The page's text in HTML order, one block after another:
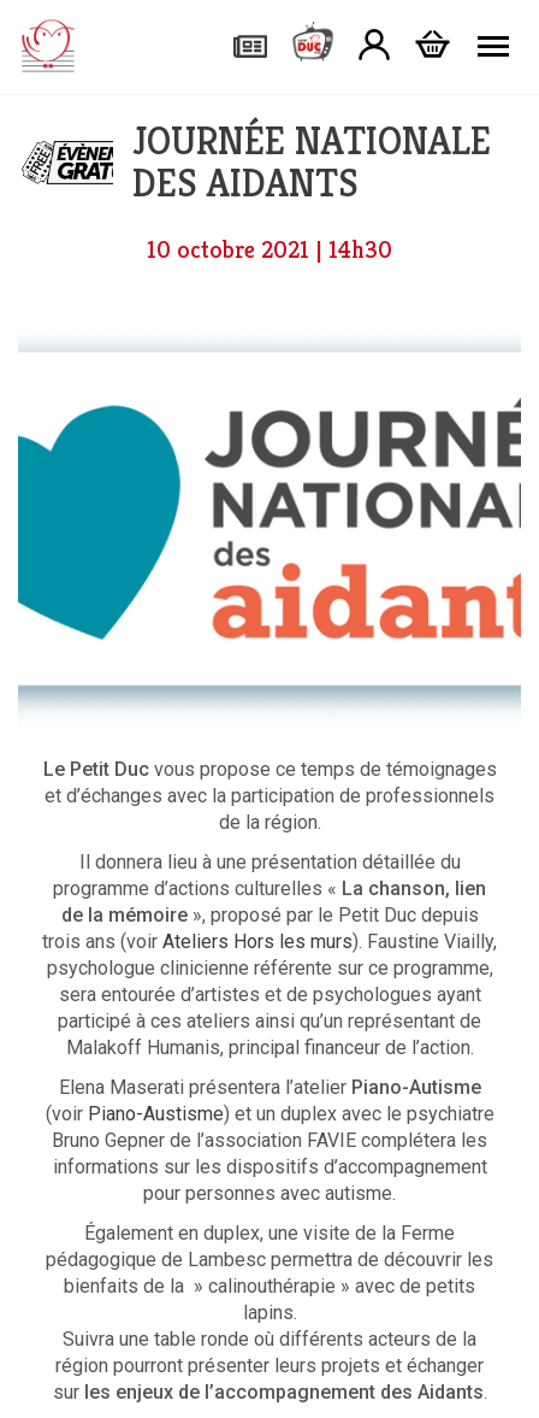
JOURNÉE NATIONALE
DES AIDANTS
10 octobre 2021 | 14h30
Le Petit Duc vous propose ce temps de témoignages
et d’échanges avec la participation de professionnels
de la région.
Il donnera lieu à une présentation détaillée du
programme d’actions culturelles « La chanson, lien
de la mémoire», proposé par le Petit Duc depuis
trois ans (voir Ateliers Hors les murs). Faustine Viailly,
psychologue clinicienne référente sur ce programme,
sera entourée d’artistes et de psychologues ayant
participé à ces ateliers ainsi qu’un représentant de
Malakoff Humanis, principal financeur de l’action.
Elena Maserati présentera l’atelier Piano-Autisme
(voir Piano-Austisme) et un duplex avec le psychiatre
Bruno Gepner de l’association FAVIE complétera les
informations sur les dispositifs d’accompagnement
pour personnes avec autisme.
Également en duplex, une visite de la Ferme
pédagogique de Lambesc permettra de découvrir les
bienfaits de la » calinouthérapie » avec de petits
lapins.
Suivra une table ronde où différents acteurs de la
région pourront présenter leurs projets et échanger
sur les enjeux de l’accompagnement des Aidants.